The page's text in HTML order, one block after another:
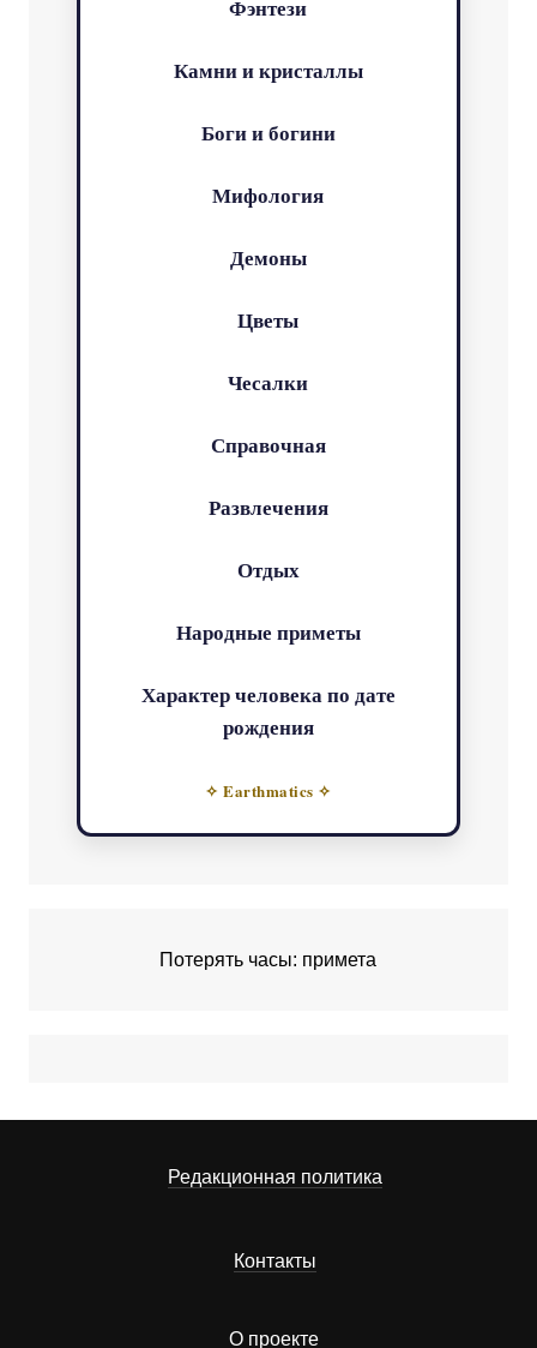
Фэнтези
Камни и кристаллы
Боги и богини
Мифология
Демоны
Цветы
Чесалки
Справочная
Развлечения
Отдых
Народные приметы
Характер человека по дате
рождения
✧ Earthmatics ✧
Потерять часы: примета
Редакционная политика
Контакты
О проекте